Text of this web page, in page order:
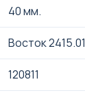
40 мм.
Восток 2415.01
120811